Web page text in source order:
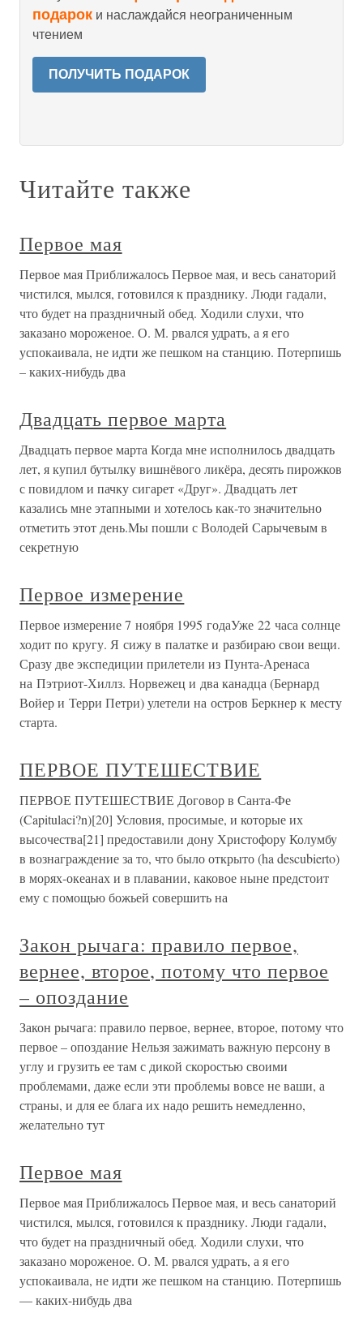
подарок и наслаждайся неограниченным
чтением
ПОЛУЧИТЬ ПОДАРОК
Читайте также
Первое мая
Первое мая Приближалось Первое мая, и весь санаторий
чистился, мылся, готовился к празднику. Люди гадали,
что будет на праздничный обед. Ходили слухи, что
заказано мороженое. О. М. рвался удрать, а я его
успокаивала, не идти же пешком на станцию. Потерпишь
– каких-нибудь два
Двадцать первое марта
Двадцать первое марта Когда мне исполнилось двадцать
лет, я купил бутылку вишнёвого ликёра, десять пирожков
с повидлом и пачку сигарет «Друг». Двадцать лет
казались мне этапными и хотелось как-то значительно
отметить этот день.Мы пошли с Володей Сарычевым в
секретную
Первое измерение
Первое измерение 7 ноября 1995 годаУже 22 часа солнце
ходит по кругу. Я сижу в палатке и разбираю свои вещи.
Сразу две экспедиции прилетели из Пунта-Аренаса
на Пэтриот-Хиллз. Норвежец и два канадца (Бернард
Войер и Терри Петри) улетели на остров Беркнер к месту
старта.
ПЕРВОЕ ПУТЕШЕСТВИЕ
ПЕРВОЕ ПУТЕШЕСТВИЕ Договор в Санта-Фе
(Capitulaci?n)[20] Условия, просимые, и которые их
высочества[21] предоставили дону Христофору Колумбу
в вознаграждение за то, что было открыто (ha descubierto)
в морях-океанах и в плавании, каковое ныне предстоит
ему с помощью божьей совершить на
Закон рычага: правило первое,
вернее, второе, потому что первое
– опоздание
Закон рычага: правило первое, вернее, второе, потому что
первое – опоздание Нельзя зажимать важную персону в
углу и грузить ее там с дикой скоростью своими
проблемами, даже если эти проблемы вовсе не ваши, а
страны, и для ее блага их надо решить немедленно,
желательно тут
Первое мая
Первое мая Приближалось Первое мая, и весь санаторий
чистился, мылся, готовился к празднику. Люди гадали,
что будет на праздничный обед. Ходили слухи, что
заказано мороженое. О. М. рвался удрать, а я его
успокаивала, не идти же пешком на станцию. Потерпишь
— каких-нибудь два